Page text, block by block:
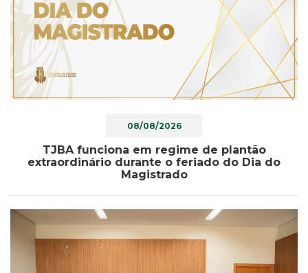
08/08/2026
TJBA funciona em regime de plantão
extraordinário durante o feriado do Dia do
Magistrado